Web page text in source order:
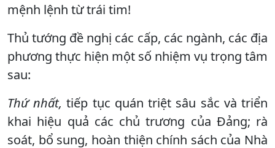
mệnh lệnh từ trái tim!
Thủ tướng đề nghị các cấp, các ngành, các địa
phương thực hiện một số nhiệm vụ trọng tâm
sau:
Thứ nhất, tiếp tục quán triệt sâu sắc và triển
khai hiệu quả các chủ trương của Đảng; rà
soát, bổ sung, hoàn thiện chính sách của Nhà